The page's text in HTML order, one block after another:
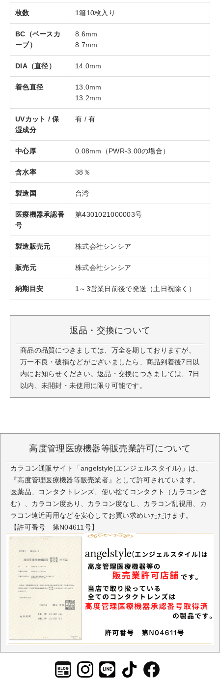
枚数 1箱10枚入り
BC（ベースカ
ーブ）
8.6mm
8.7mm
DIA（直径） 14.0mm
着色直径
13.0mm
13.2mm
UVカット / 保
湿成分
有 / 有
中心厚 0.08mm（PWR-3.00の場合）
含水率 38％
製造国 台湾
医療機器承認番
号
第4301021000003号
製造販売元 株式会社シンシア
販売元 株式会社シンシア
納期目安 1～3営業日前後で発送（土日祝除く）
返品・交換について
商品の品質につきましては、万全を期しておりますが、
万一不良・破損などがございましたら、商品到着後7日以
内にお知らせください。返品・交換につきましては、7日
以内、未開封・未使用に限り可能です。
高度管理医療機器等販売業許可について
カラコン通販サイト「angelstyle(エンジェルスタイル)」は、
『高度管理医療機器等販売業者』として許可されています。
医薬品、コンタクトレンズ、使い捨てコンタクト（カラコン含
む）、カラコン度あり、カラコン度なし、カラコン乱視用、カ
ラコン遠近両用などを安心してお買い求めいただけます。
【許可番号 第N04611号】